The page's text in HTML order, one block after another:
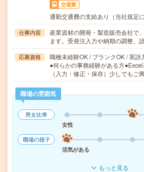
交通費
通勤交通費の支給あり（当社規定に
仕事内容
産業資材の開発・製造販売会社で
ます。受発注入力や納期の調整、
応募資格
職種未経験OK / ブランクOK / 英語
●何らかの事務経験がある方
（入力・修正・保存）少しでもご
職場の雰囲気
男女比率
女性
職場の様子
活気がある
もっと見る